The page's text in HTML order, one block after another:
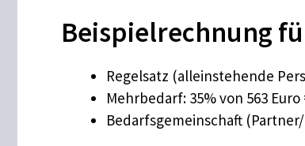
Beispielrechnung
Regelsatz (alleinstehende
Mehrbedarf: 35% von 563
Bedarfsgemeinschaft